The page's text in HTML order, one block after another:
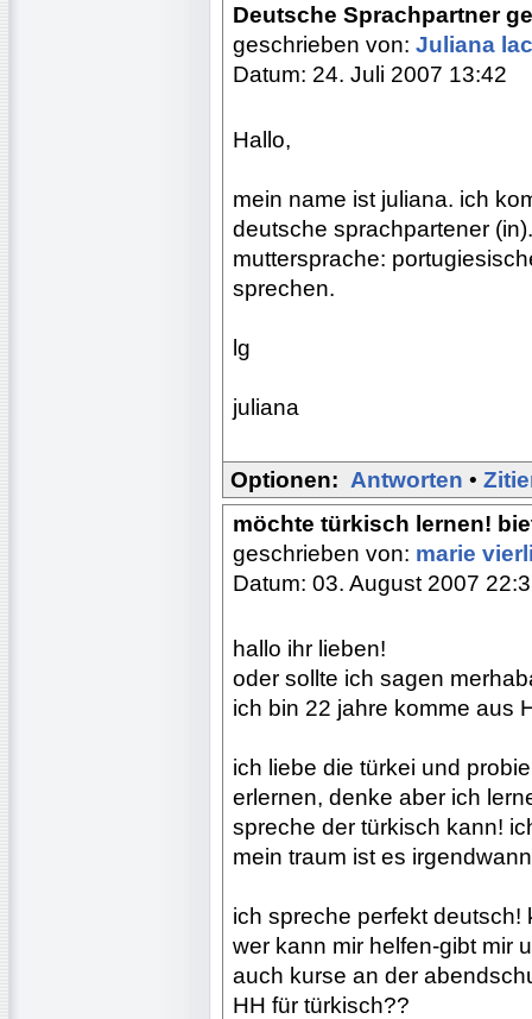
Deutsche Sprachpartner
geschrieben von: Juliana
Datum: 24. Juli 2007 13:42
Hallo,
mein name ist juliana. ich
deutsche sprachpartener
muttersprache:
sprechen.
lg
juliana
Optionen: Antworten •
möchte türkisch lernen!
geschrieben von: marie
Datum: 03. August 2007
hallo ihr lieben!
oder sollte ich sagen
ich bin 22 jahre komme aus
ich liebe die türkei und
erlernen, denke aber ich
spreche der türkisch kann!
mein traum ist es
ich spreche perfekt
wer kann mir helfen-gibt mir
auch kurse an der
HH für türkisch??